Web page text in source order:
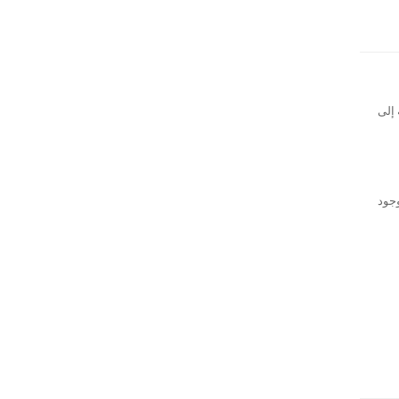
إلى